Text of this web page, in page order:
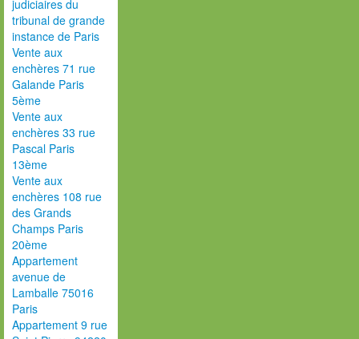
judiciaires du
tribunal de grande
instance de Paris
Vente aux
enchères 71 rue
Galande Paris
5ème
Vente aux
enchères 33 rue
Pascal Paris
13ème
Vente aux
enchères 108 rue
des Grands
Champs Paris
20ème
Appartement
avenue de
Lamballe 75016
Paris
Appartement 9 rue